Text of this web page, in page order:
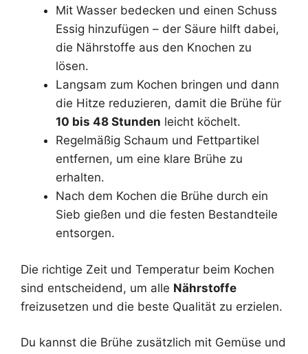
Mit Wasser bedecken und einen Schuss
Essig hinzufügen – der Säure hilft dabei,
die Nährstoffe aus den Knochen zu
lösen.
Langsam zum Kochen bringen und dann
die Hitze reduzieren, damit die Brühe für
10 bis 48 Stunden leicht köchelt.
Regelmäßig Schaum und Fettpartikel
entfernen, um eine klare Brühe zu
erhalten.
Nach dem Kochen die Brühe durch ein
Sieb gießen und die festen Bestandteile
entsorgen.
Die richtige Zeit und Temperatur beim Kochen
sind entscheidend, um alle Nährstoffe
freizusetzen und die beste Qualität zu erzielen.
Du kannst die Brühe zusätzlich mit Gemüse und